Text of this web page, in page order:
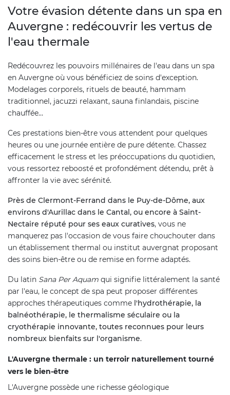
Votre évasion détente dans un spa en
Auvergne : redécouvrir les vertus de
l'eau thermale
Redécouvrez les pouvoirs millénaires de l'eau dans un spa
en Auvergne où vous bénéficiez de soins d'exception.
Modelages corporels, rituels de beauté, hammam
traditionnel, jacuzzi relaxant, sauna finlandais, piscine
chauffée…
Ces prestations bien-être vous attendent pour quelques
heures ou une journée entière de pure détente. Chassez
efficacement le stress et les préoccupations du quotidien,
vous ressortez reboosté et profondément détendu, prêt à
affronter la vie avec sérénité.
Près de Clermont-Ferrand dans le Puy-de-Dôme, aux
environs d'Aurillac dans le Cantal, ou encore à Saint-
Nectaire réputé pour ses eaux curatives, vous ne
manquerez pas l'occasion de vous faire chouchouter dans
un établissement thermal ou institut auvergnat proposant
des soins bien-être ou de remise en forme adaptés.
Du latin Sana Per Aquam qui signifie littéralement la santé
par l'eau, le concept de spa peut proposer différentes
approches thérapeutiques comme l'hydrothérapie, la
balnéothérapie, le thermalisme séculaire ou la
cryothérapie innovante, toutes reconnues pour leurs
nombreux bienfaits sur l'organisme.
L'Auvergne thermale : un terroir naturellement tourné
vers le bien-être
L'Auvergne possède une richesse géologique